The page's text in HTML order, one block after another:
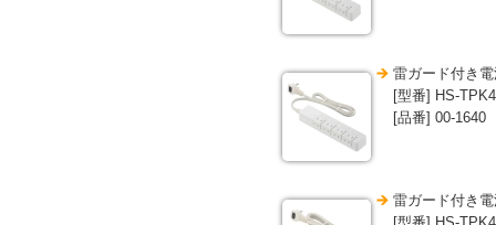
雷ガード付き
[型番] HS-
[品番] 00-1640
雷ガード付き